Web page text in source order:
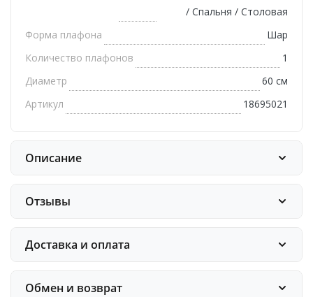
/ Спальня / Столовая
Форма плафона
Шар
Количество плафонов
1
Диаметр
60 см
Артикул
18695021
Описание
Отзывы
Доставка и оплата
Обмен и возврат